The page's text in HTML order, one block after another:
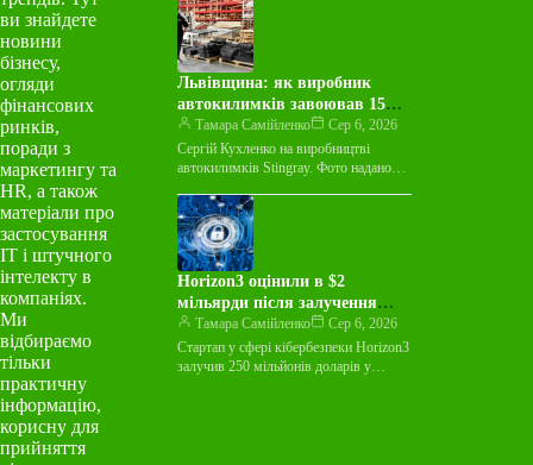
ви знайдете
новини
бізнесу,
огляди
фінансових
ринків,
поради з
маркетингу та
HR, а також
матеріали про
застосування
ІТ і штучного
інтелекту в
компаніях.
Ми
відбираємо
тільки
практичну
інформацію,
корисну для
прийняття
копійки у…
Львівщина: як виробник
автокилимків завоював 15
країн світу
Тамара Самійленко
Сер 6, 2026
Сергій Кухленко на виробництві
автокилимків Stingray. Фото надано
виробник автокилимків Stingray
працював лише на українському ринку
й…
Horizon3 оцінили в $2
мільярди після залучення
$250 мільйонів на тлі
зростання ШІ-загроз
Тамара Самійленко
Сер 6, 2026
Стартап у сфері кібербезпеки Horizon3
залучив 250 мільйонів доларів у